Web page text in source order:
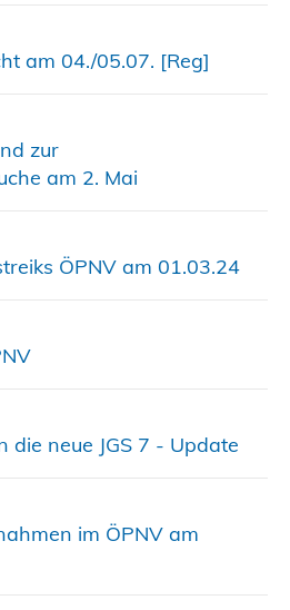
am 04./05.07. [Reg]
zur
am 2. Mai
ÖPNV am 01.03.24
die neue JGS 7 - Update
im ÖPNV am